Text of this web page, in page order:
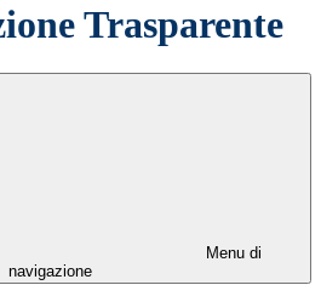
Trasparente
Menu di
navigazione